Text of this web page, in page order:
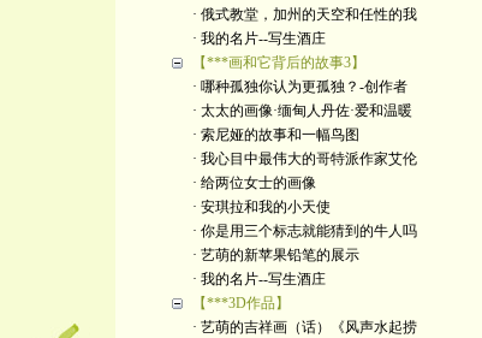
· 俄式教堂，加州的天空和任性的我
· 我的名片--写生酒庄
【***画和它背后的故事3】
· 哪种孤独你认为更孤独？-创作者
· 太太的画像·缅甸人丹佐·爱和温暖
· 索尼娅的故事和一幅鸟图
· 我心目中最伟大的哥特派作家艾伦
· 给两位女士的画像
· 安琪拉和我的小天使
· 你是用三个标志就能猜到的牛人吗
· 艺萌的新苹果铅笔的展示
· 我的名片--写生酒庄
【***3D作品】
· 艺萌的吉祥画（话）《风声水起捞